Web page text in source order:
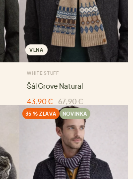
VLNA
WHITE STUFF
Šál Grove Natural
43,90 €
67,90 €
35 % ZĽAVA NOVINKA